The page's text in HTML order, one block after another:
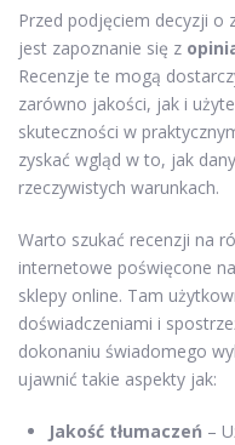
Przed podjęciem decyzji o
jest zapoznanie się z
Recenzje te mogą
zarówno jakości, jak i
skuteczności w
zyskać wgląd w to, jak
rzeczywistych warunkach.
Warto szukać recenzji na
internetowe poświęcone
sklepy online. Tam
doświadczeniami i
dokonaniu świadomego
ujawnić takie aspekty jak:
Jakość tłumaczeń –